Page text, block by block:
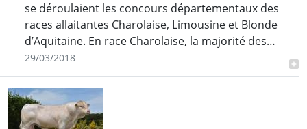
se déroulaient les concours départementaux des
races allaitantes Charolaise, Limousine et Blonde
d’Aquitaine. En race Charolaise, la majorité des…
29/03/2018